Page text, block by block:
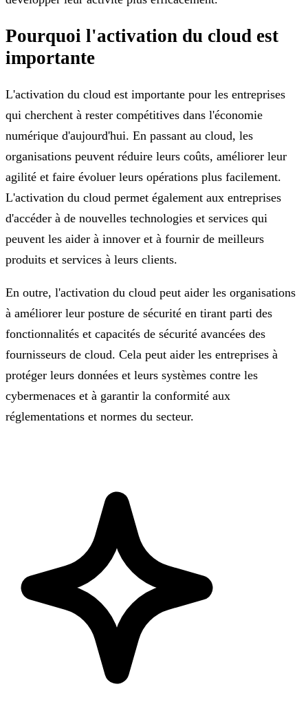
Pourquoi l'activation du cloud est
importante
L'activation du cloud est importante pour les entreprises
qui cherchent à rester compétitives dans l'économie
numérique d'aujourd'hui. En passant au cloud, les
organisations peuvent réduire leurs coûts, améliorer leur
agilité et faire évoluer leurs opérations plus facilement.
L'activation du cloud permet également aux entreprises
d'accéder à de nouvelles technologies et services qui
peuvent les aider à innover et à fournir de meilleurs
produits et services à leurs clients.
En outre, l'activation du cloud peut aider les organisations
à améliorer leur posture de sécurité en tirant parti des
fonctionnalités et capacités de sécurité avancées des
fournisseurs de cloud. Cela peut aider les entreprises à
protéger leurs données et leurs systèmes contre les
cybermenaces et à garantir la conformité aux
réglementations et normes du secteur.